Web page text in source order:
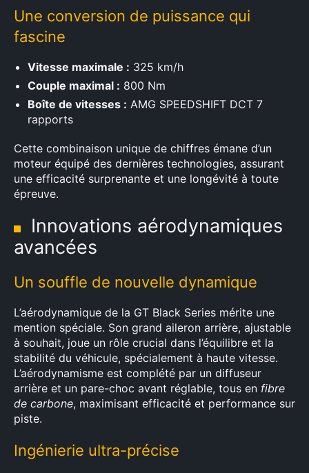
Une conversion de puissance qui
fascine
Vitesse maximale : 325 km/h
Couple maximal : 800 Nm
Boîte de vitesses : AMG SPEEDSHIFT DCT 7
rapports
Cette combinaison unique de chiffres émane d’un
moteur équipé des dernières technologies, assurant
une efficacité surprenante et une longévité à toute
épreuve.
Innovations aérodynamiques
avancées
Un souffle de nouvelle dynamique
L’aérodynamique de la GT Black Series mérite une
mention spéciale. Son grand aileron arrière, ajustable
à souhait, joue un rôle crucial dans l’équilibre et la
stabilité du véhicule, spécialement à haute vitesse.
L’aérodynamisme est complété par un diffuseur
arrière et un pare-choc avant réglable, tous en fibre
de carbone, maximisant efficacité et performance sur
piste.
Ingénierie ultra-précise